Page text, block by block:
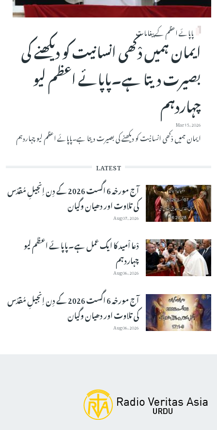
پاپائے اعظم کے پیغامات
ایمان ہمیں دْکھی انسانیت کو دیکھنے کی
بصیرت دیتا ہے۔پاپائے اعظم لیو
چہاردہم
Mar 15, 2026
ایمان ہمیں دْکھی انسانیت کو دیکھنے کی بصیرت دیتا ہے۔پاپائے اعظم لیو چہاردہم
LATEST
آج مورخہ 6 اگست 2026 کے دِن اِنجیلِ مُقدّس
کی تلاوت اور دھیان وگیان
Aug 07, 2026
دْعا اْمید کا ایک عمل ہے۔پاپائے اعظم لیو
چہاردہم
Aug 06, 2026
آج مورخہ 6 اگست 2026 کے دِن اِنجیلِ مُقدّس
کی تلاوت اور دھیان وگیان
Aug 06, 2026